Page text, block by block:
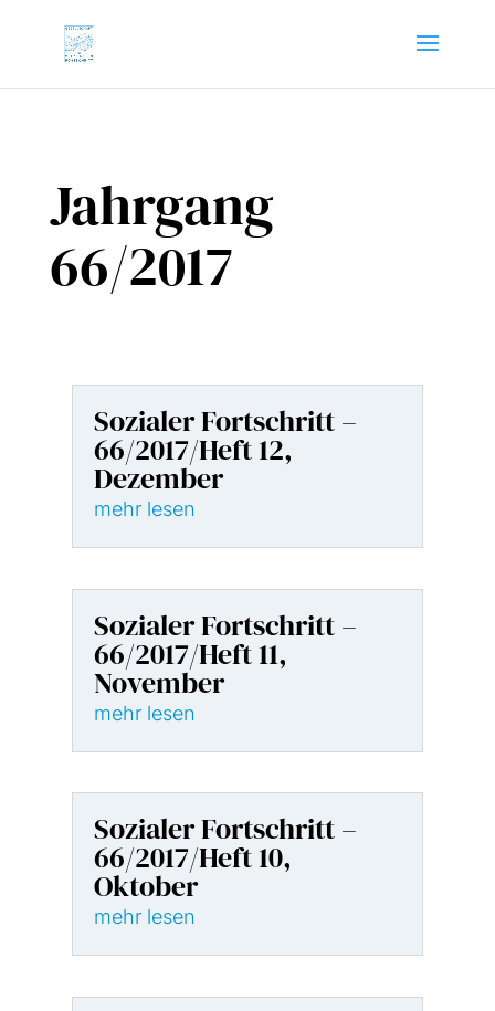
Jahrgang
66/2017
Sozialer Fortschritt –
66/2017/Heft 12,
Dezember
mehr lesen
Sozialer Fortschritt –
66/2017/Heft 11,
November
mehr lesen
Sozialer Fortschritt –
66/2017/Heft 10,
Oktober
mehr lesen